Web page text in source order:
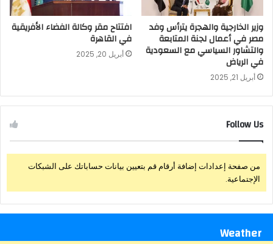
وزير الخارجية والهجرة يترأس وفد
مصر في أعمال لجنة المتابعة
والتشاور السياسي مع السعودية
في الرياض
أبريل 21, 2025
افتتاح مقر وكالة الفضاء الأفريقية
في القاهرة
أبريل 20, 2025
Follow Us
من صفحة إعدادات إضافة أرقام قم بتعيين بيانات حساباتك على الشبكات
الإجتماعية.
Weather